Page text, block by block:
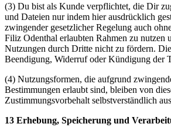
(3) Du bist als Kunde verpflichtet, die Dir
und Dateien nur indem hier ausdrücklich
zwingender gesetzlicher Regelung auch
Filiz Odenthal erlaubten Rahmen zu nutzen
Nutzungen durch Dritte nicht zu fördern.
Beendigung, Widerruf oder Kündigung der
(4) Nutzungsformen, die aufgrund
Bestimmungen erlaubt sind, bleiben von
Zustimmungsvorbehalt selbstverständlich
13 Erhebung, Speicherung und